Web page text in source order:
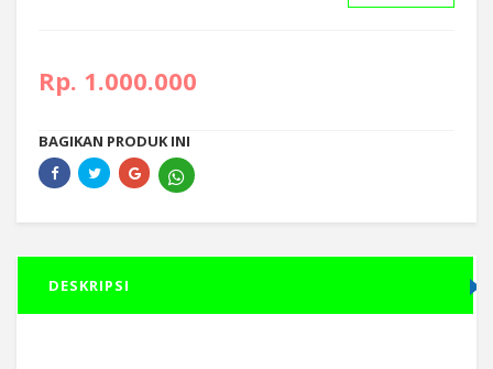
Rp. 1.000.000
BAGIKAN PRODUK INI
DESKRIPSI